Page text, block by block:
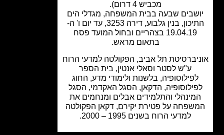
שבעה בבית המשפחה, מגדלי הים
התיכון, בנין גלבוע, דירה 3253, עד יום ו' ה-
19.04.19 בצהריים ובחול המועד פסח
בתאום מראש.
תל אביב, הפקולטה למדעי הרוח
ע"ש לסטר וסאלי אנטין, בית הספר
בלשנות ולימודי מדע, החוג
הדקאן, הסגל האקדמי, הסגל
והתלמידים אבלים ומנחמים את
על פטירת יקירם, דקאן הפקולטה
למדעי הרוח בשנים 1995 – 2000.